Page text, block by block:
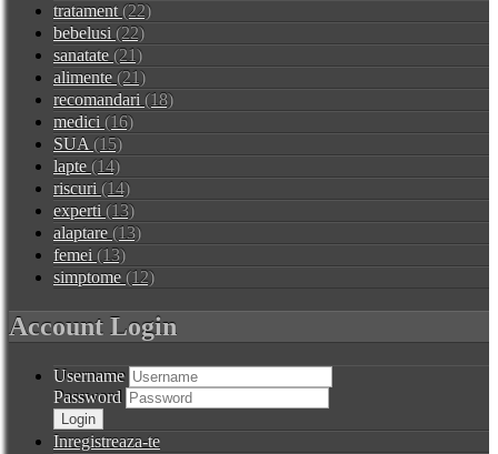
tratament(22)
bebelusi (22)
sanatate (21)
alimente (21)
recomandari (18)
medici (16)
SUA(15)
lapte (14)
riscuri (14)
experti (13)
alaptare (13)
femei (13)
simptome (12)
Account Login
Username
Password
Inregistreaza-te